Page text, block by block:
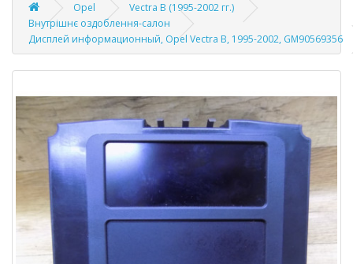
Opel
Vectra B (1995-2002 гг.)
Внутрішнє оздоблення-салон
Дисплей информационный, Opel Vectra B, 1995-2002, GM90569356